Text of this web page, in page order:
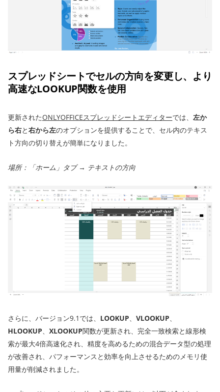
スプレッドシートでセルの方向を変更し、より
高速なLOOKUP関数を使用
更新されたONLYOFFICEスプレッドシートエディターでは、 左か
ら右と右から左のオプションを提供することで、セル内のテキス
ト方向の切り替えが簡単になりました。
場所：「ホーム」タブ → テキストの方向
さらに、バージョン9.1では、 LOOKUP、 VLOOKUP、
HLOOKUP、 XLOOKUP関数が更新され、完全一致検索と線形検
索が最大4倍高速化され、精度を高めるための混合データ型の処理
が改善され、パフォーマンスと効率を向上させるためのメモリ使
用量が削減されました。